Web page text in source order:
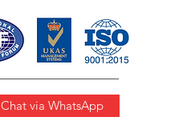
Chat via WhatsApp